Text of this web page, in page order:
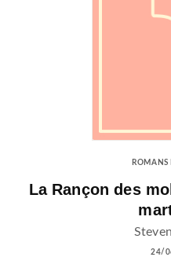
ROMANS
La Rançon des
24/